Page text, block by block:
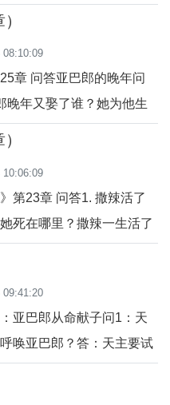
一块大石头封住，只有羊
什么
： 因为依撒格年纪已老，眼
主的旨意，把长子的祝福
厄撒乌。依撒格喜欢吃厄
野味，所以特别吩咐他打
问2：黎贝加是如何参与
08:10:09
章 问答亚巴郎的晚年问
晚年又娶了谁？她为他生
子？答： 亚巴郎晚年又娶了
、默丹、米德杨、依市巴
。问2：亚巴郎怎样处理妾
们？答： 亚巴郎在世时，
的儿子们一些礼物，并打
10:06:09
》第23章 问答1. 撒辣活了
死在哪里？撒辣一生活了
讯后做了什么？亚巴郎来
并痛哭吊唁。3. 亚巴郎向
了什么请求？亚巴郎请求
他一块坟地，好把撒辣埋
09:41:20
亚巴郎从命献子问1：天
唤亚巴郎？答：天主要试